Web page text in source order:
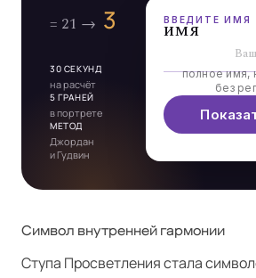
30 СЕКУНД
на расчёт
5 ГРАНЕЙ
в портрете
МЕТОД
Джордан
и Гудвин
ВВЕДИТЕ ИМЯ
имя
полное имя,
без
Символ внутренней гармонии
Ступа Просветления стала